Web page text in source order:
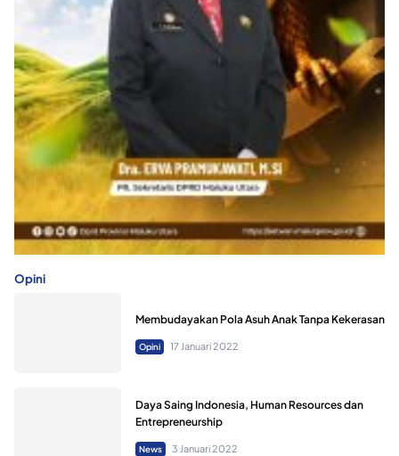
Opini
Membudayakan Pola Asuh Anak Tanpa Kekerasan
Opini 17 Januari 2022
Daya Saing Indonesia, Human Resources dan
Entrepreneurship
News 3 Januari 2022